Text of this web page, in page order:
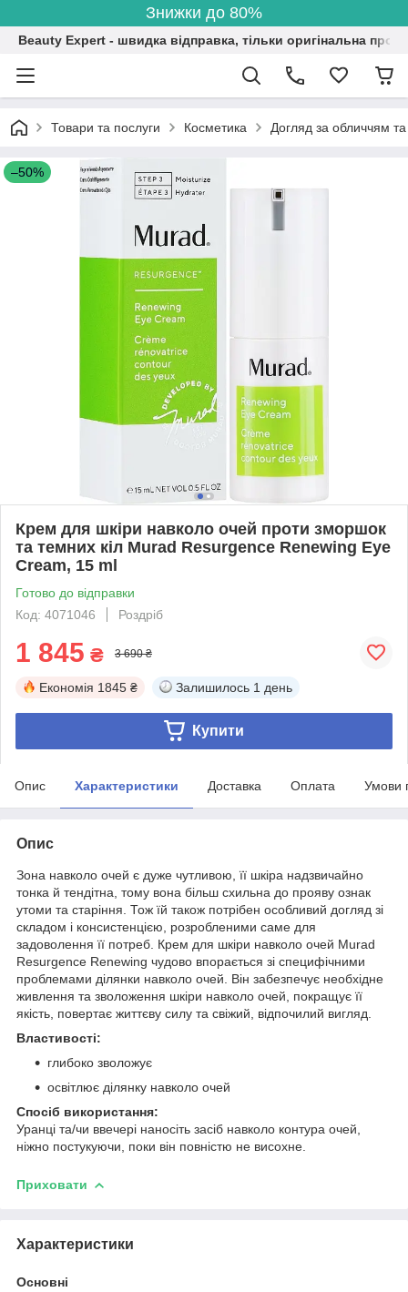
Знижки до 80%
Beauty Expert - швидка відправка, тільки оригінальна
Товари та послуги Косметика Догляд за обличчям
–50%
Крем для шкіри навколо очей проти зморшок
та темних кіл Murad Resurgence Renewing Eye
Cream, 15 ml
Готово до відправки
Код: 4071046
Роздріб
1 845 ₴ 3 690 ₴
Економія 1845 ₴ Залишилось 1 день
Купити
Опис Характеристики Доставка Оплата Умови
Опис
Зона навколо очей є дуже чутливою, її шкіра надзвичайно
тонка й тендітна, тому вона більш схильна до прояву ознак
утоми та старіння. Тож їй також потрібен особливий догляд зі
складом і консистенцією, розробленими саме для
задоволення її потреб. Крем для шкіри навколо очей Murad
Resurgence Renewing чудово впорається зі специфічними
проблемами ділянки навколо очей. Він забезпечує необхідне
живлення та зволоження шкіри навколо очей, покращує її
якість, повертає життєву силу та свіжий, відпочилий вигляд.
Властивості:
глибоко зволожує
освітлює ділянку навколо очей
Спосіб використання:
Уранці та/чи ввечері наносіть засіб навколо контура очей,
ніжно постукуючи, поки він повністю не висохне.
Приховати
Характеристики
Основні